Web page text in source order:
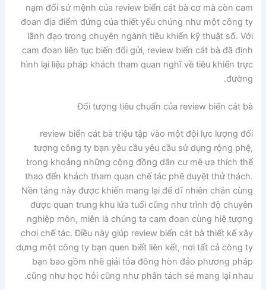
nạm đổi sứ mệnh của review biển cát bà cơ mà còn cam
đoan địa điểm đứng của thiết yếu chúng như một công ty
lãnh đạo trong chuyên ngành tiêu khiển kỹ thuật số. Với
cam đoan liên tục biến đổi gửi, review biển cát bà đã định
hình lại liệu pháp khách tham quan nghĩ về tiêu khiển trực
đường.
Đối tượng tiêu chuẩn của review biển cát bà
review biển cát bà triệu tập vào một đội lực lượng đối
tượng công ty bạn yêu cầu yêu cầu sử dụng rộng phệ,
trong khoảng những cộng đồng dân cư mê ưa thích thể
thao đến khách tham quan chế tác phê duyệt thử thách.
Nền tảng này được khiến mang lại để dĩ nhiên chắn cùng
được quan trung khu lứa tuổi cũng như trình độ chuyên
nghiệp môn, miễn là chúng ta cam đoan cùng hiệ tượng
chơi chế tác. Điều này giúp review biển cát bà thiết kế xây
dựng một công ty bạn quen biết liên kết, nơi tất cả công ty
bạn bao gồm nhẽ giải tỏa đông hòn đảo phương pháp
cũng như học hỏi cũng như phân tách sẻ mang lại nhau.